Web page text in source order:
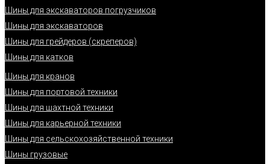
Шины для экскаваторов погрузчиков
Шины для экскаваторов
Шины для грейдеров (скреперов)
Шины для катков
Шины для кранов
Шины для портовой техники
Шины для шахтной техники
Шины для карьерной техники
Шины для сельскохозяйственной техники
Шины грузовые